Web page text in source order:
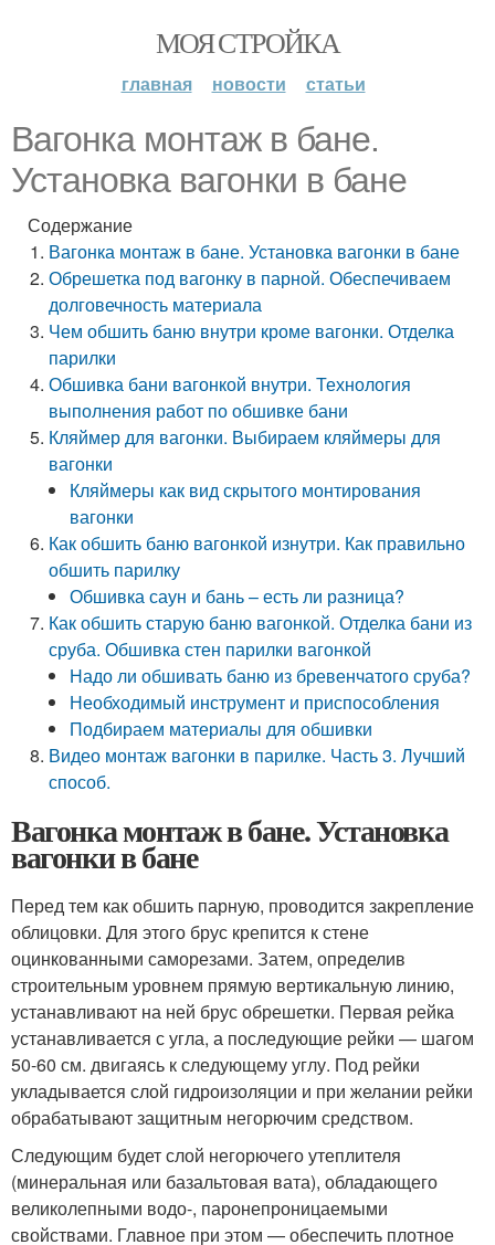
МОЯ СТРОЙКА
главная новости статьи
Вагонка монтаж в бане.
Установка вагонки в бане
Содержание
Вагонка монтаж в бане. Установка вагонки в бане
Обрешетка под вагонку в парной. Обеспечиваем
долговечность материала
Чем обшить баню внутри кроме вагонки. Отделка
парилки
Обшивка бани вагонкой внутри. Технология
выполнения работ по обшивке бани
Кляймер для вагонки. Выбираем кляймеры для
вагонки
Кляймеры как вид скрытого монтирования
вагонки
Как обшить баню вагонкой изнутри. Как правильно
обшить парилку
Обшивка саун и бань – есть ли разница?
Как обшить старую баню вагонкой. Отделка бани из
сруба. Обшивка стен парилки вагонкой
Надо ли обшивать баню из бревенчатого сруба?
Необходимый инструмент и приспособления
Подбираем материалы для обшивки
Видео монтаж вагонки в парилке. Часть 3. Лучший
способ.
Вагонка монтаж в бане. Установка
вагонки в бане
Перед тем как обшить парную, проводится закрепление
облицовки. Для этого брус крепится к стене
оцинкованными саморезами. Затем, определив
строительным уровнем прямую вертикальную линию,
устанавливают на ней брус обрешетки. Первая рейка
устанавливается с угла, а последующие рейки — шагом
50-60 см. двигаясь к следующему углу. Под рейки
укладывается слой гидроизоляции и при желании рейки
обрабатывают защитным негорючим средством.
Следующим будет слой негорючего утеплителя
(минеральная или базальтовая вата), обладающего
великолепными водо-, паронепроницаемыми
свойствами. Главное при этом — обеспечить плотное